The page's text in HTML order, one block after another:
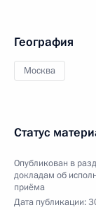
География
Москва
Статус
Опубликован в
докладам об
приёма
Дата публикации: